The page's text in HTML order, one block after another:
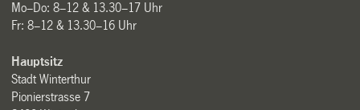
Mo–Do: 8–12 & 13.30–17 Uhr
Fr: 8–12 & 13.30–16 Uhr
Hauptsitz
Stadt Winterthur
Pionierstrasse 7